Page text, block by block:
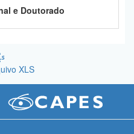
e Doutorado
XLS